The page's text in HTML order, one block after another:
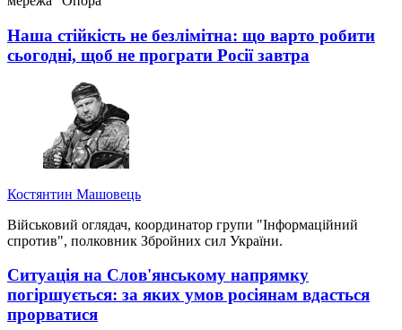
Наша стійкість не безлімітна: що варто робити
сьогодні, щоб не програти Росії завтра
Костянтин Машовець
Військовий оглядач, координатор групи "Інформаційний
спротив", полковник Збройних сил України.
Ситуація на Слов'янському напрямку
погіршується: за яких умов росіянам вдасться
прорватися